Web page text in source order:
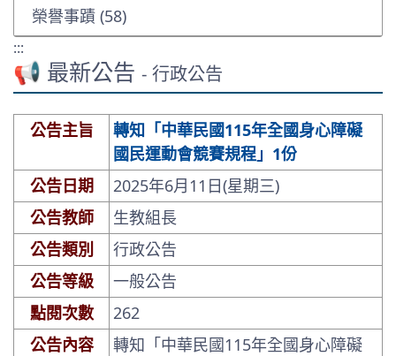
榮譽事蹟 (58)
:::
📢 最新公告 - 行政公告
公告主旨
轉知「中華民國115年全國身心障礙
國民運動會競賽規程」1份
公告日期
2025年6月11日(星期三)
公告教師
生教組長
公告類別
行政公告
公告等級
一般公告
點閱次數
262
公告內容
轉知「中華民國115年全國身心障礙